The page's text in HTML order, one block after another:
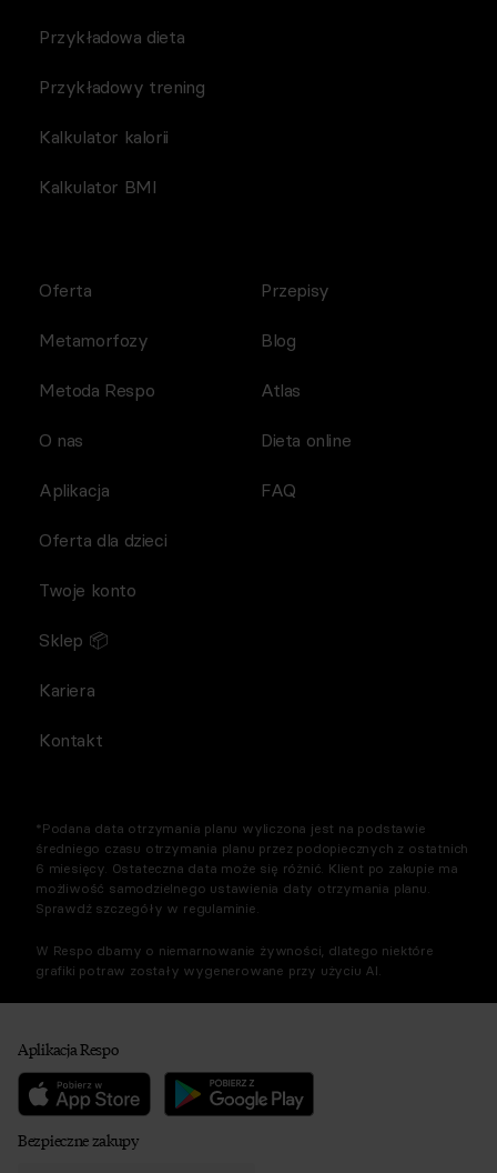
Przykładowa dieta
Przykładowy trening
Kalkulator kalorii
Kalkulator BMI
Oferta
Metamorfozy
Metoda Respo
O nas
Aplikacja
Przepisy
Blog
Atlas
Dieta online
FAQ
Oferta dla dzieci
Twoje konto
Sklep 📦
Kariera
Kontakt
*Podana data otrzymania planu wyliczona jest na podstawie
średniego czasu otrzymania planu przez podopiecznych z ostatnich
6 miesięcy. Ostateczna data może się różnić. Klient po zakupie ma
możliwość samodzielnego ustawienia daty otrzymania planu.
Sprawdź szczegóły w regulaminie.
W Respo dbamy o niemarnowanie żywności, dlatego niektóre
grafiki potraw zostały wygenerowane przy użyciu AI.
Aplikacja Respo
Bezpieczne zakupy